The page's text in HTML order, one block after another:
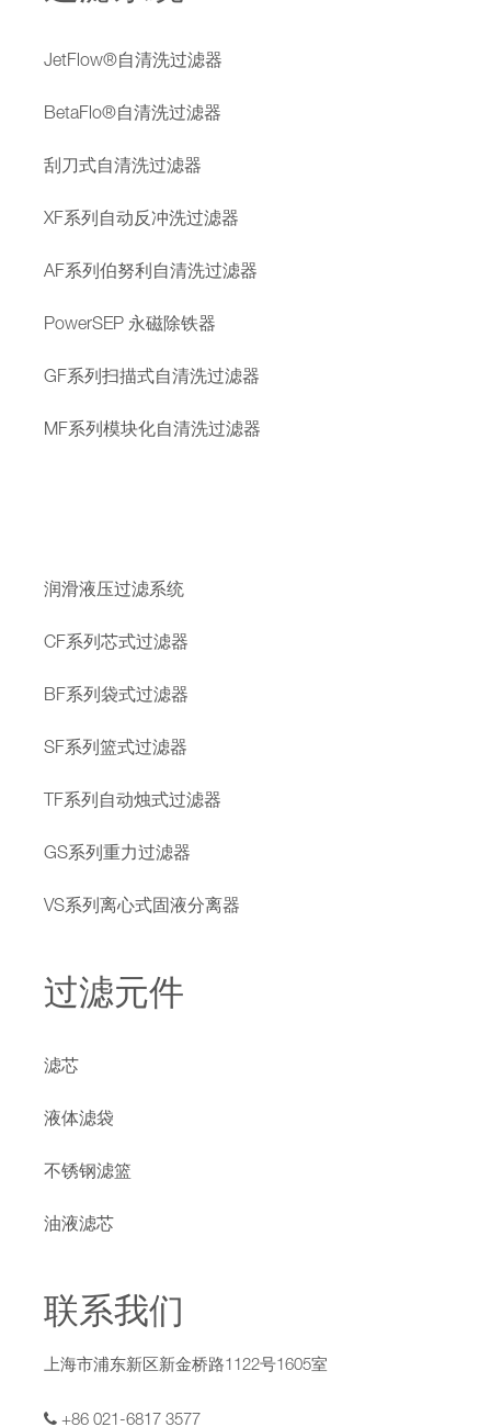
JetFlow®自清洗过滤器
BetaFlo®自清洗过滤器
刮刀式自清洗过滤器
XF系列自动反冲洗过滤器
AF系列伯努利自清洗过滤器
PowerSEP 永磁除铁器
GF系列扫描式自清洗过滤器
MF系列模块化自清洗过滤器
润滑液压过滤系统
CF系列芯式过滤器
BF系列袋式过滤器
SF系列篮式过滤器
TF系列自动烛式过滤器
GS系列重力过滤器
VS系列离心式固液分离器
过滤元件
滤芯
液体滤袋
不锈钢滤篮
油液滤芯
联系我们
上海市浦东新区新金桥路1122号1605室
+86 021-6817 3577